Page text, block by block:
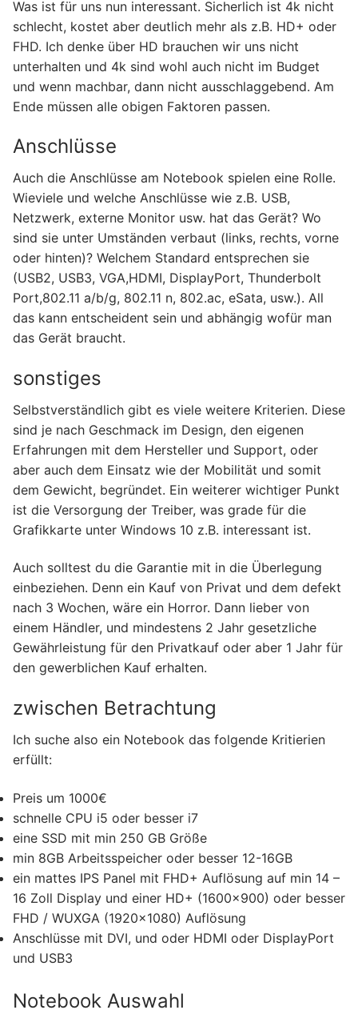
Was ist für uns nun interessant. Sicherlich ist 4k nicht
schlecht, kostet aber deutlich mehr als z.B. HD+ oder
FHD. Ich denke über HD brauchen wir uns nicht
unterhalten und 4k sind wohl auch nicht im Budget
und wenn machbar, dann nicht ausschlaggebend. Am
Ende müssen alle obigen Faktoren passen.
Anschlüsse
Auch die Anschlüsse am Notebook spielen eine Rolle.
Wieviele und welche Anschlüsse wie z.B. USB,
Netzwerk, externe Monitor usw. hat das Gerät? Wo
sind sie unter Umständen verbaut (links, rechts, vorne
oder hinten)? Welchem Standard entsprechen sie
(USB2, USB3, VGA,HDMI, DisplayPort, Thunderbolt
Port,802.11 a/b/g, 802.11 n, 802.ac, eSata, usw.). All
das kann entscheident sein und abhängig wofür man
das Gerät braucht.
sonstiges
Selbstverständlich gibt es viele weitere Kriterien. Diese
sind je nach Geschmack im Design, den eigenen
Erfahrungen mit dem Hersteller und Support, oder
aber auch dem Einsatz wie der Mobilität und somit
dem Gewicht, begründet. Ein weiterer wichtiger Punkt
ist die Versorgung der Treiber, was grade für die
Grafikkarte unter Windows 10 z.B. interessant ist.
Auch solltest du die Garantie mit in die Überlegung
einbeziehen. Denn ein Kauf von Privat und dem defekt
nach 3 Wochen, wäre ein Horror. Dann lieber von
einem Händler, und mindestens 2 Jahr gesetzliche
Gewährleistung für den Privatkauf oder aber 1 Jahr für
den gewerblichen Kauf erhalten.
zwischen Betrachtung
Ich suche also ein Notebook das folgende Kritierien
erfüllt:
Preis um 1000€
schnelle CPU i5 oder besser i7
eine SSD mit min 250 GB Größe
min 8GB Arbeitsspeicher oder besser 12-16GB
ein mattes IPS Panel mit FHD+ Auflösung auf min 14 –
16 Zoll Display und einer HD+ (1600×900) oder besser
FHD / WUXGA (1920×1080) Auflösung
Anschlüsse mit DVI, und oder HDMI oder DisplayPort
und USB3
Notebook Auswahl